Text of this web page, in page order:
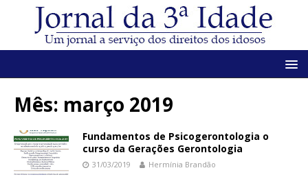
Mês: março 2019
Fundamentos de Psicogerontologia o
curso da Gerações Gerontologia
31/03/2019 Hermínia Brandão